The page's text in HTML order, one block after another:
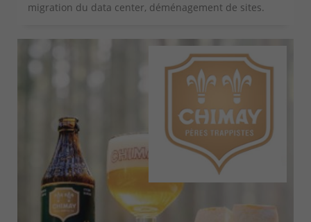
migration du data center, déménagement de sites.